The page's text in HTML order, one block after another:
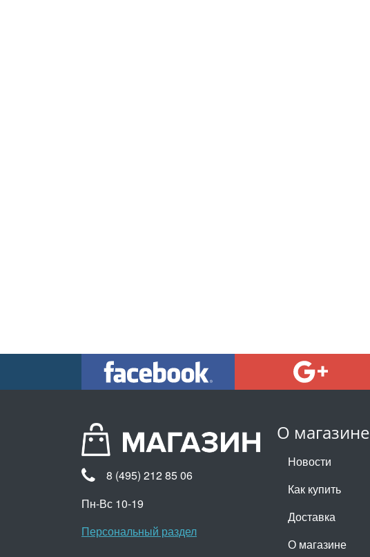
О магазине
Новости
Как купить
Доставка
О магазине
8 (495) 212 85 06
Пн-Вс 10-19
Персональный раздел